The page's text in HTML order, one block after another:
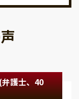
護士、40